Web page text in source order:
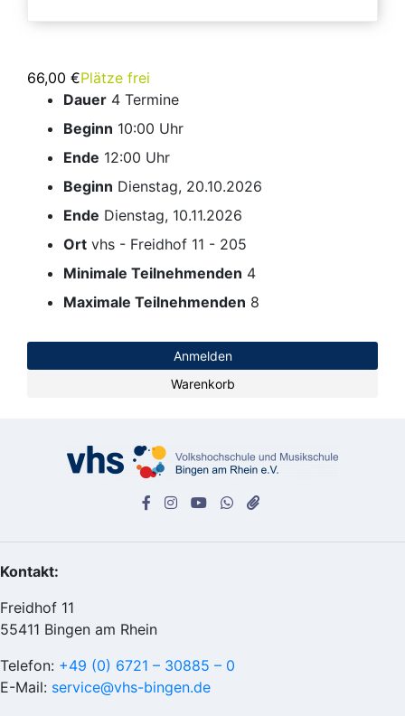
66,00 €Plätze frei
Dauer 4 Termine
Beginn 10:00 Uhr
Ende 12:00 Uhr
Beginn Dienstag, 20.10.2026
Ende Dienstag, 10.11.2026
Ort vhs - Freidhof 11 - 205
Minimale Teilnehmenden 4
Maximale Teilnehmenden 8
Anmelden
Warenkorb
Kontakt:
Freidhof 11
55411 Bingen am Rhein
Telefon: +49 (0) 6721 – 30885 – 0
E-Mail: service@vhs-bingen.de